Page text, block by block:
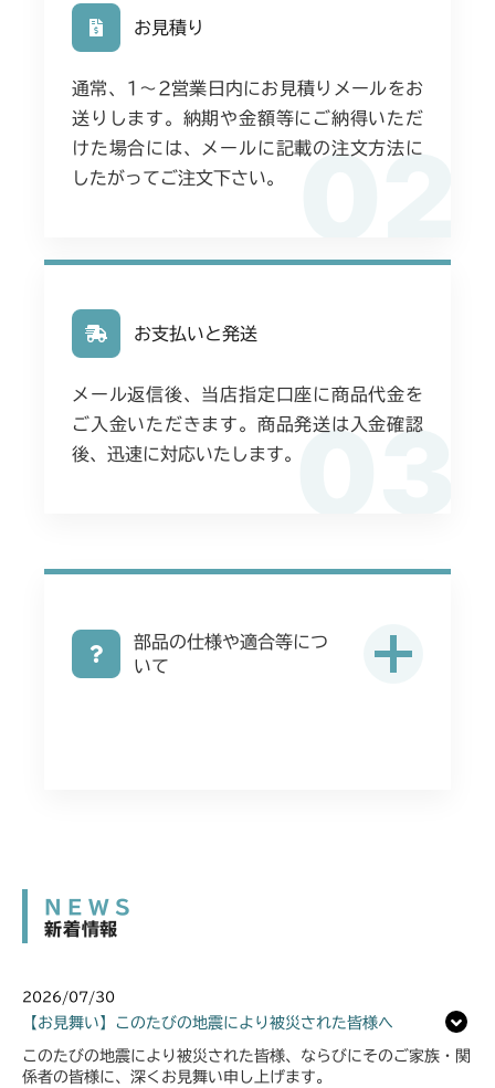
02
お見積り
通常、1〜2営業日内にお見積りメールをお
送りします。納期や金額等にご納得いただ
けた場合には、メールに記載の注文方法に
したがってご注文下さい。
03
お支払いと発送
メール返信後、当店指定口座に商品代金を
ご入金いただきます。商品発送は入金確認
後、迅速に対応いたします。
部品の仕様や適合等につ
いて
NEWS
新着情報
2026/07/30
【お見舞い】このたびの地震により被災された皆様へ
このたびの地震により被災された皆様、ならびにそのご家族・関
係者の皆様に、深くお見舞い申し上げます。